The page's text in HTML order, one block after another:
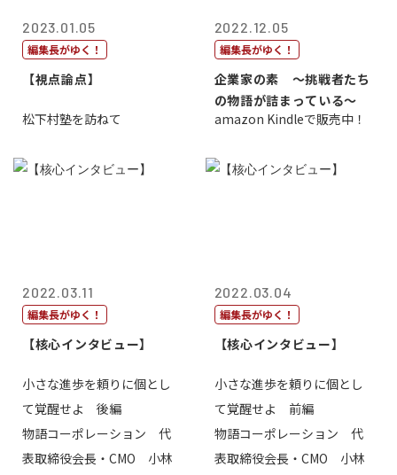
2023.01.05
編集長がゆく！
【視点論点】
松下村塾を訪ねて
2022.12.05
編集長がゆく！
企業家の素 〜挑戦者たち
の物語が詰まっている〜
amazon Kindleで販売中！
2022.03.11
編集長がゆく！
【核心インタビュー】
小さな進歩を頼りに個とし
て覚醒せよ 後編
物語コーポレーション 代
表取締役会長・CMO 小林
2022.03.04
編集長がゆく！
【核心インタビュー】
小さな進歩を頼りに個とし
て覚醒せよ 前編
物語コーポレーション 代
表取締役会長・CMO 小林